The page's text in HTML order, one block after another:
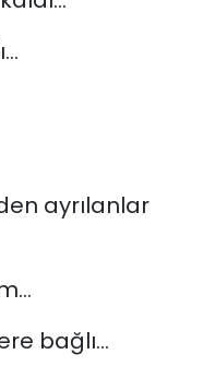
ayrılanlar
bağlı…